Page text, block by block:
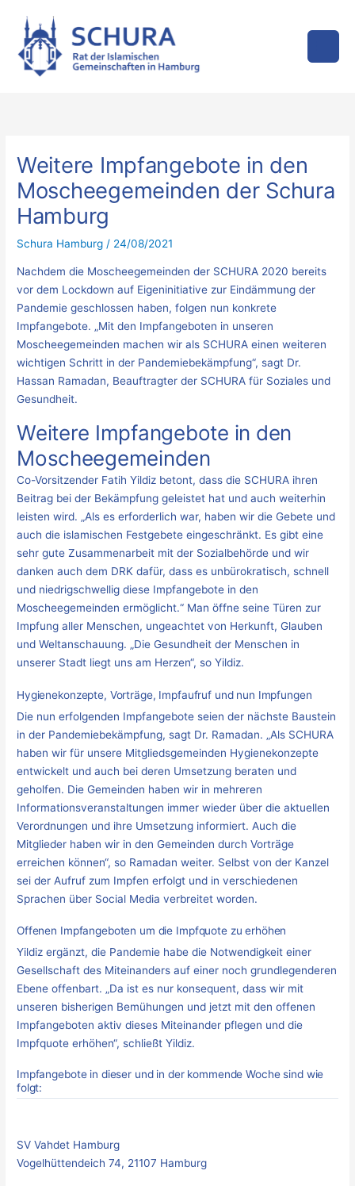
Inhalt
springen
Weitere Impfangebote in den
Moscheegemeinden der Schura
Hamburg
Schura Hamburg / 24/08/2021
Nachdem die Moscheegemeinden der SCHURA 2020 bereits
vor dem Lockdown auf Eigeninitiative zur Eindämmung der
Pandemie geschlossen haben, folgen nun konkrete
Impfangebote. „Mit den Impfangeboten in unseren
Moscheegemeinden machen wir als SCHURA einen weiteren
wichtigen Schritt in der Pandemiebekämpfung“, sagt Dr.
Hassan Ramadan, Beauftragter der SCHURA für Soziales und
Gesundheit.
Weitere Impfangebote in den
Moscheegemeinden
Co-Vorsitzender Fatih Yildiz betont, dass die SCHURA ihren
Beitrag bei der Bekämpfung geleistet hat und auch weiterhin
leisten wird. „Als es erforderlich war, haben wir die Gebete und
auch die islamischen Festgebete eingeschränkt. Es gibt eine
sehr gute Zusammenarbeit mit der Sozialbehörde und wir
danken auch dem DRK dafür, dass es unbürokratisch, schnell
und niedrigschwellig diese Impfangebote in den
Moscheegemeinden ermöglicht.“ Man öffne seine Türen zur
Impfung aller Menschen, ungeachtet von Herkunft, Glauben
und Weltanschauung. „Die Gesundheit der Menschen in
unserer Stadt liegt uns am Herzen“, so Yildiz.
Hygienekonzepte, Vorträge, Impfaufruf und nun Impfungen
Die nun erfolgenden Impfangebote seien der nächste Baustein
in der Pandemiebekämpfung, sagt Dr. Ramadan. „Als SCHURA
haben wir für unsere Mitgliedsgemeinden Hygienekonzepte
entwickelt und auch bei deren Umsetzung beraten und
geholfen. Die Gemeinden haben wir in mehreren
Informationsveranstaltungen immer wieder über die aktuellen
Verordnungen und ihre Umsetzung informiert. Auch die
Mitglieder haben wir in den Gemeinden durch Vorträge
erreichen können“, so Ramadan weiter. Selbst von der Kanzel
sei der Aufruf zum Impfen erfolgt und in verschiedenen
Sprachen über Social Media verbreitet worden.
Offenen Impfangeboten um die Impfquote zu erhöhen
Yildiz ergänzt, die Pandemie habe die Notwendigkeit einer
Gesellschaft des Miteinanders auf einer noch grundlegenderen
Ebene offenbart. „Da ist es nur konsequent, dass wir mit
unseren bisherigen Bemühungen und jetzt mit den offenen
Impfangeboten aktiv dieses Miteinander pflegen und die
Impfquote erhöhen“, schließt Yildiz.
Impfangebote in dieser und in der kommende Woche sind wie
folgt:
SV Vahdet Hamburg
Vogelhüttendeich 74, 21107 Hamburg